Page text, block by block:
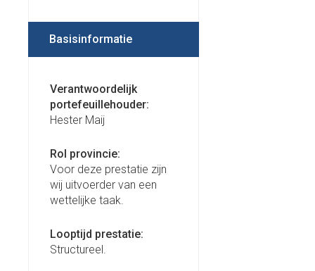
Basisinformatie
Verantwoordelijk
portefeuillehouder:
Hester Maij
Rol provincie:
Voor deze prestatie zijn
wij uitvoerder van een
wettelijke taak.
Looptijd prestatie:
Structureel.